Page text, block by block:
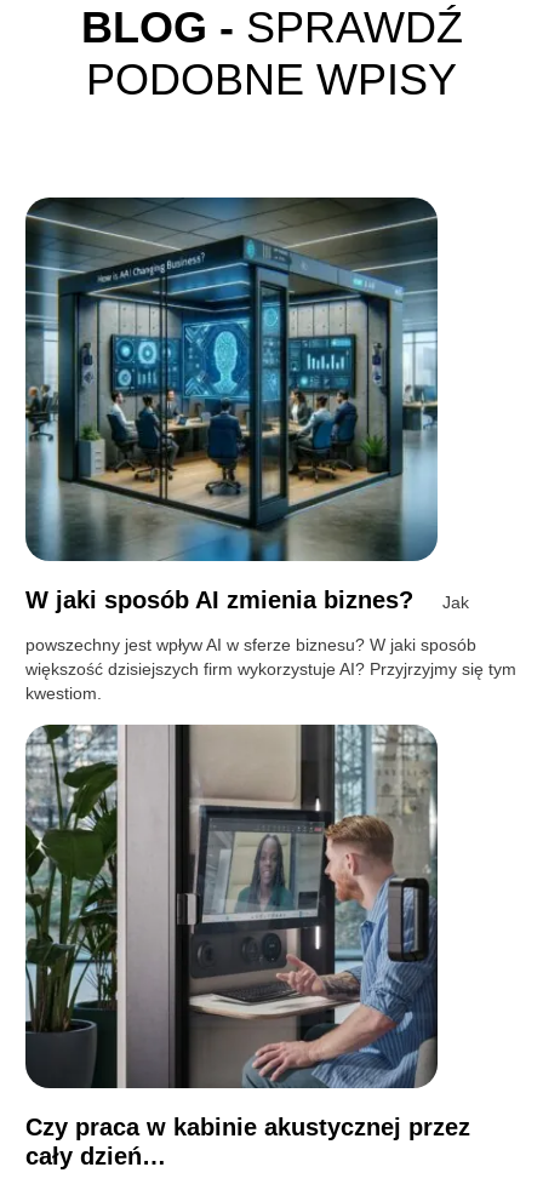
BLOG - SPRAWDŹ
PODOBNE WPISY
W jaki sposób AI zmienia biznes? Jak
powszechny jest wpływ AI w sferze biznesu? W jaki sposób
większość dzisiejszych firm wykorzystuje AI? Przyjrzyjmy się tym
kwestiom.
Czy praca w kabinie akustycznej przez
cały dzień…